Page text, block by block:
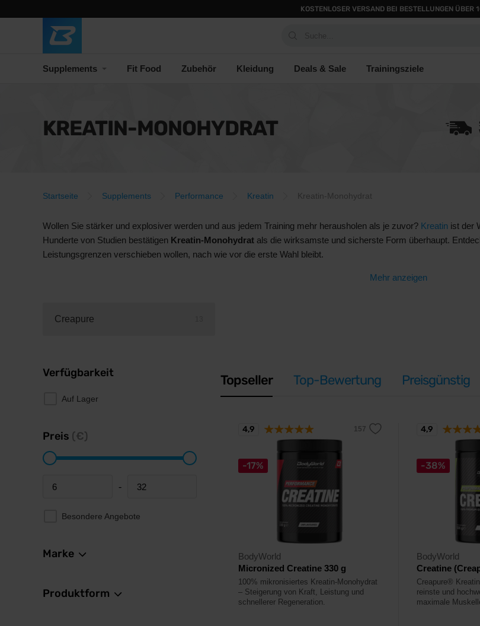
KOSTENLOSER VERSAND BEI BESTELLUNGEN ÜBER
Supplements Fit Food Zubehör Kleidung Deals & Sale Trainingsziele
KREATIN-MONOHYDRAT
Startseite Supplements Performance Kreatin Kreatin-Monohydrat
Wollen Sie stärker und explosiver werden und aus jedem Training mehr herausholen als je zuvor? Kreatin ist der
Hunderte von Studien bestätigen Kreatin-Monohydrat als die wirksamste und sicherste Form überhaupt.
Leistungsgrenzen verschieben wollen, nach wie vor die erste Wahl bleibt.
Mehr anzeigen
Creapure
Verfügbarkeit
Auf Lager
Preis (€)
Minimum price -
Maximum price
Besondere Angebote
Marke
Produktform
Topseller Top-Bewertung Preisgünstig
-17%
BodyWorld
Micronized Creatine 330 g
100% mikronisiertes Kreatin-Monohydrat
– Steigerung von Kraft, Leistung und
schnellerer Regeneration.
4,9
-38%
BodyWorld
Creatine
Creapure®
reinste und
maximale
4,9